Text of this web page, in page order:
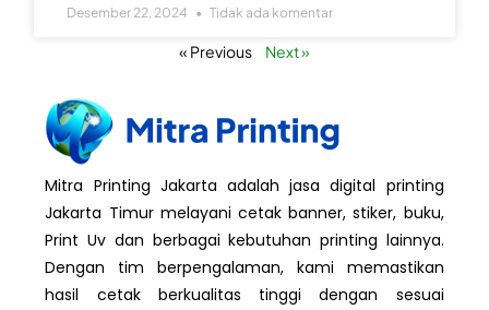
Desember 22, 2024 Tidak ada komentar
« Previous Next »
Mitra Printing Jakarta adalah jasa digital printing
Jakarta Timur melayani cetak banner, stiker, buku,
Print Uv dan berbagai kebutuhan printing lainnya.
Dengan tim berpengalaman, kami memastikan
hasil cetak berkualitas tinggi dengan sesuai